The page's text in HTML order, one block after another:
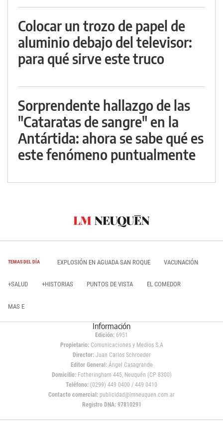
Colocar un trozo de papel de
aluminio debajo del televisor:
para qué sirve este truco
Sorprendente hallazgo de las
"Cataratas de sangre" en la
Antártida: ahora se sabe qué es
este fenómeno puntualmente
TEMAS DEL DÍA EXPLOSIÓN EN AGUADA SAN ROQUE VACUNACIÓN
+SALUD +HISTORIAS PUNTOS DE VISTA EL COMEDOR
MAS E
Información
Edición: 6951
Propietario:Comunicaciones y Medios S.A
Director: Juan Carlos Schroeder
Editor General:Ángel Casagrande
Domicilio:Fotheringham 445, Neuquén (CP 8300)
Teléfono: (0299) 449 0400 / 449 0410
Contacto comercial: publicidad@lmneuquen.com.ar
Registro DNA: 97810291